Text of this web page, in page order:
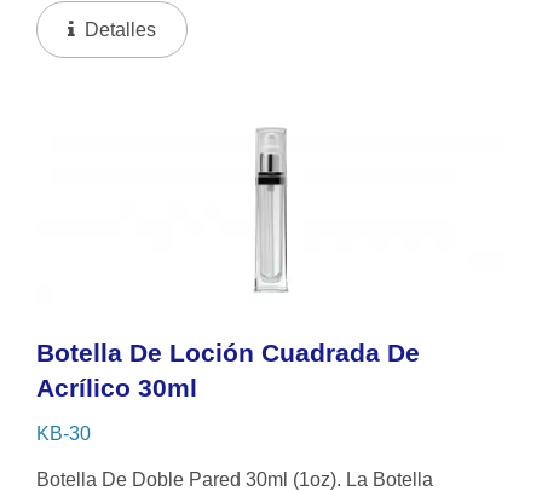
Acentuado Por Componentes De Aluminio Brillante. El
Diseño Sin Aire...
Detalles
Botella De Loción Cuadrada De
Acrílico 30ml
KB-30
Botella De Doble Pared 30ml (1oz). La Botella